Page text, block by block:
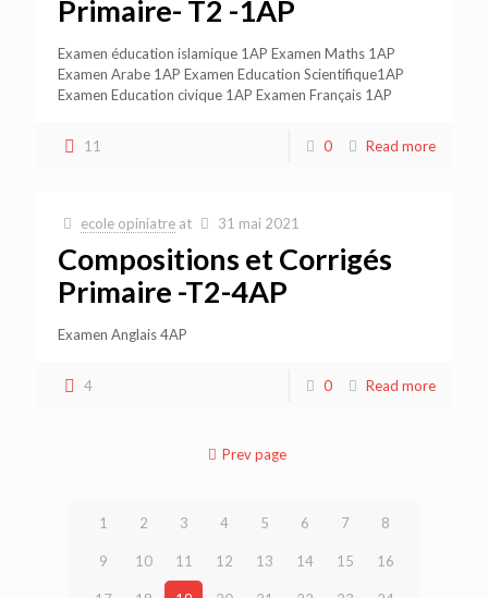
Primaire- T2 -1AP
Examen éducation islamique 1AP Examen Maths 1AP
Examen Arabe 1AP Examen Education Scientifique1AP
Examen Education civique 1AP Examen Français 1AP
11 0 Read more
ecole opiniatre at 31 mai 2021
Compositions et Corrigés
Primaire -T2-4AP
Examen Anglais 4AP
4 0 Read more
Prev page
1 2 3 4 5 6 7 8
9 10 11 12 13 14 15 16